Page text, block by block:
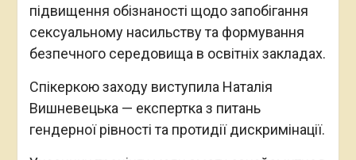
підвищення обізнаності щодо запобігання
сексуальному насильству та формування
безпечного середовища в освітніх закладах.
Спікеркою заходу виступила Наталія
Вишневецька — експертка з питань
гендерної рівності та протидії дискримінації.